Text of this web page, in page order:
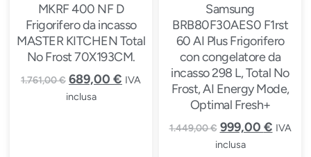
MKRF 400 NF D
Frigorifero da incasso
MASTER KITCHEN Total
No Frost 70X193CM.
1.761,00€ 689,00 € IVA
inclusa
Samsung
BRB80F30AES0 F1rst
60 AI Plus Frigorifero
con congelatore da
incasso 298 L, Total No
Frost, AI Energy Mode,
Optimal Fresh+
1.449,00€ 999,00 € IVA
inclusa